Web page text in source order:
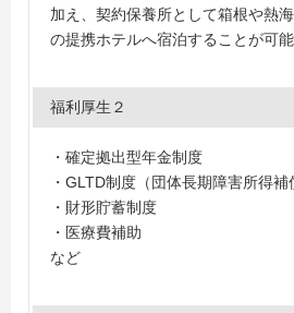
加え、契約保養所として箱根や熱
の提携ホテルへ宿泊することが可能
福利厚生２
・確定拠出型年金制度
・GLTD制度（団体長期障害所得補
・財形貯蓄制度
・医療費補助
など